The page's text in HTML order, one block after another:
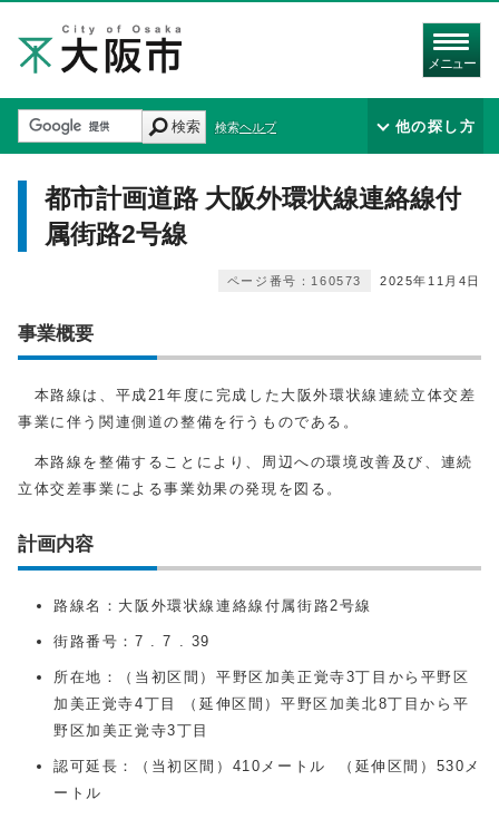
メニュー
検索 検索ヘルプ 他の探し方
都市計画道路 大阪外環状線連絡線付
属街路2号線
2025年11月4日
ページ番号：160573
事業概要
本路線は、平成21年度に完成した大阪外環状線連続立体交差
事業に伴う関連側道の整備を行うものである。
本路線を整備することにより、周辺への環境改善及び、連続
立体交差事業による事業効果の発現を図る。
計画内容
路線名：大阪外環状線連絡線付属街路2号線
街路番号：7 . 7 . 39
所在地：（当初区間）平野区加美正覚寺3丁目から平野区
加美正覚寺4丁目 （延伸区間）平野区加美北8丁目から平
野区加美正覚寺3丁目
認可延長：（当初区間）410メートル （延伸区間）530メ
ートル